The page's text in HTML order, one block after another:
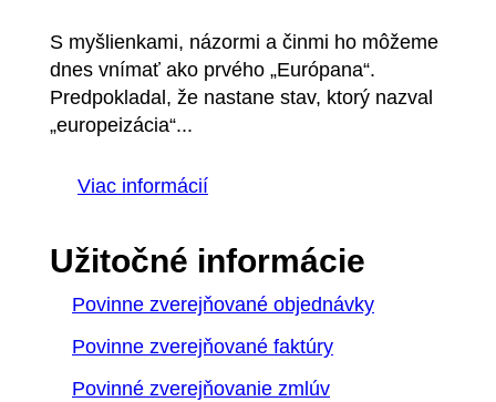
S myšlienkami, názormi a činmi ho môžeme
dnes vnímať ako prvého „Európana“.
Predpokladal, že nastane stav, ktorý nazval
„europeizácia“...
Viac informácií
Užitočné informácie
Povinne zverejňované objednávky
Povinne zverejňované faktúry
Povinné zverejňovanie zmlúv